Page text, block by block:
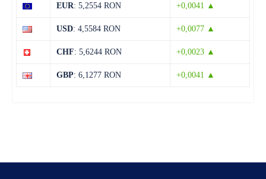
EUR: 5,2554 RON +0,0041 ▲
USD: 4,5584 RON +0,0077 ▲
CHF: 5,6244 RON +0,0023 ▲
GBP: 6,1277 RON +0,0041 ▲